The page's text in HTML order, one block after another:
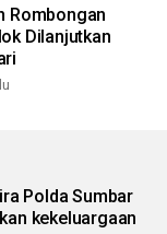
Rombongan
Dilanjutkan
Polda Sumbar
kekeluargaan